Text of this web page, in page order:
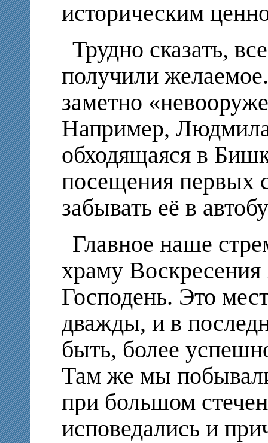
историческим
Трудно сказать,
получили
заметно
Например,
обходящаяся в
посещения первых
забывать её в
Главное наше
храму
Господень. Это
дважды, и в
быть, более
Там же мы
при большом
исповедались и